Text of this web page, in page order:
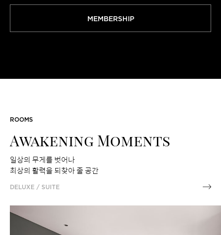
MEMBERSHIP
ROOMS
Awakening Moments
일상의 무게를 벗어나
최상의 활력을 되찾아 줄 공간
DELUXE / SUITE